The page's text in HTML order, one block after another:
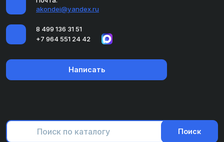
akondei@yandex.ru
8 499 136 31 51
+7 964 551 24 42
Написать
Поиск